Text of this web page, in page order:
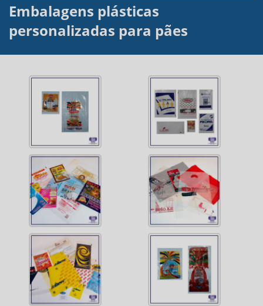
Embalagens plásticas
personalizadas para pães